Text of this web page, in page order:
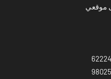
موقعي